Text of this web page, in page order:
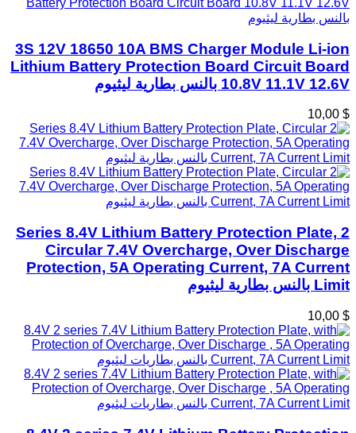
3S 12V 18650 10A BMS Charger Module Li-ion
Lithium Battery Protection Board Circuit Board
10.8V 11.1V 12.6V بالنس بطارية ليثيوم
$ 10,00
2 Series 8.4V Lithium Battery Protection Plate,
Circular 7.4V Overcharge, Over Discharge
Protection, 5A Operating Current, 7A Current
Limit بالنس بطارية ليثيوم
$ 10,00